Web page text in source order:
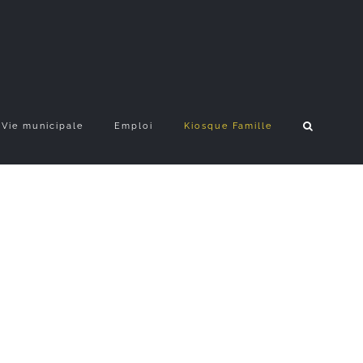
Vie municipale Emploi Kiosque Famille